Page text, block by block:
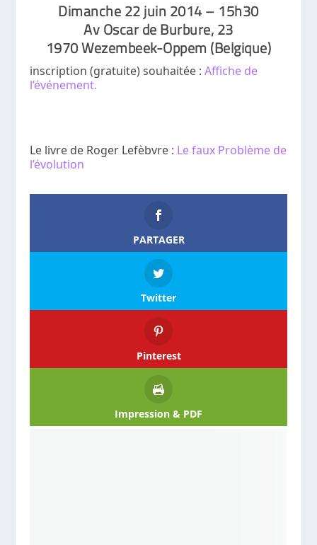
Dimanche 22 juin 2014 – 15h30
Av Oscar de Burbure, 23
1970 Wezembeek-Oppem (Belgique)
inscription (gratuite) souhaitée :Affiche de
l’événement.
Le livre de Roger Lefèbvre : Le faux Problème de
l’évolution
PARTAGER
Twitter
Pinterest
Impression & PDF